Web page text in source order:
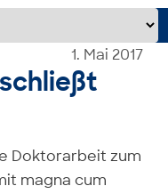
1. Mai 2017
Doktorarbeit zum
magna cum